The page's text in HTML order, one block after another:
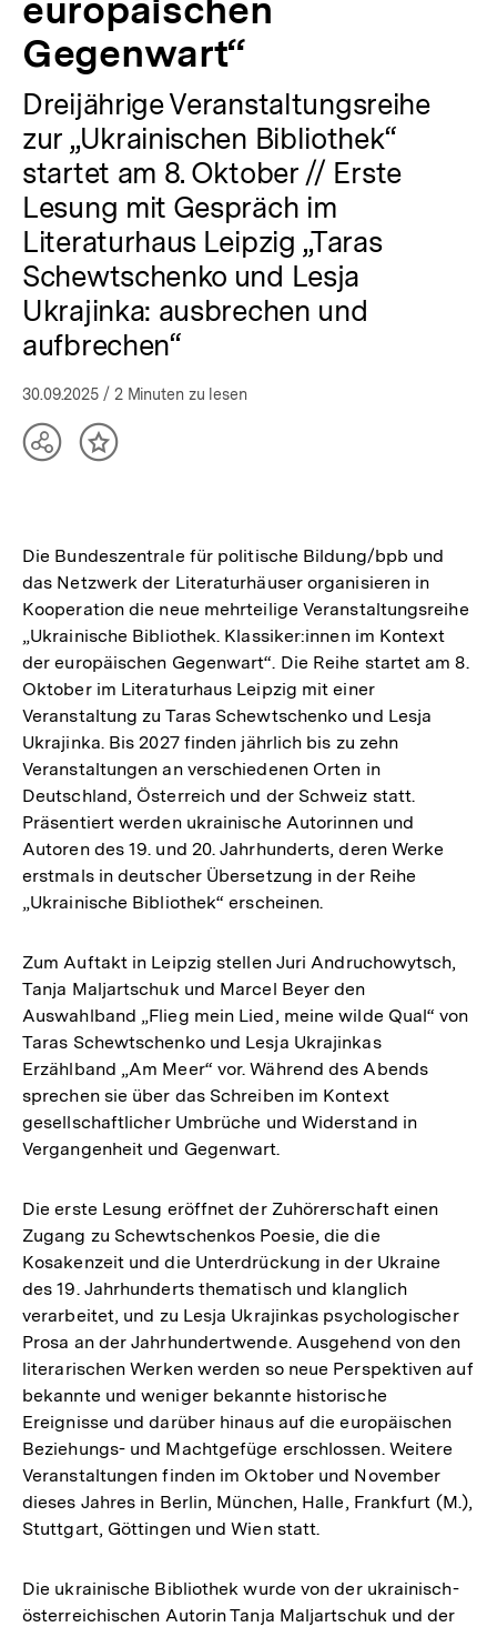
europäischen
Gegenwart“
Dreijährige Veranstaltungsreihe
zur „Ukrainischen Bibliothek“
startet am 8. Oktober // Erste
Lesung mit Gespräch im
Literaturhaus Leipzig „Taras
Schewtschenko und Lesja
Ukrajinka: ausbrechen und
aufbrechen“
30.09.2025 / 2 Minuten zu lesen
TeilenInhalt
Die Bundeszentrale für politische Bildung/bpb und
das Netzwerk der Literaturhäuser organisieren in
Kooperation die neue mehrteilige Veranstaltungsreihe
„Ukrainische Bibliothek. Klassiker:innen im Kontext
der europäischen Gegenwart“. Die Reihe startet am 8.
Oktober im Literaturhaus Leipzig mit einer
Veranstaltung zu Taras Schewtschenko und Lesja
Ukrajinka. Bis 2027 finden jährlich bis zu zehn
Veranstaltungen an verschiedenen Orten in
Deutschland, Österreich und der Schweiz statt.
Präsentiert werden ukrainische Autorinnen und
Autoren des 19. und 20. Jahrhunderts, deren Werke
erstmals in deutscher Übersetzung in der Reihe
„Ukrainische Bibliothek“ erscheinen.
Zum Auftakt in Leipzig stellen Juri Andruchowytsch,
Tanja Maljartschuk und Marcel Beyer den
Auswahlband „Flieg mein Lied, meine wilde Qual“ von
Taras Schewtschenko und Lesja Ukrajinkas
Erzählband „Am Meer“ vor. Während des Abends
sprechen sie über das Schreiben im Kontext
gesellschaftlicher Umbrüche und Widerstand in
Vergangenheit und Gegenwart.
Die erste Lesung eröffnet der Zuhörerschaft einen
Zugang zu Schewtschenkos Poesie, die die
Kosakenzeit und die Unterdrückung in der Ukraine
des 19. Jahrhunderts thematisch und klanglich
verarbeitet, und zu Lesja Ukrajinkas psychologischer
Prosa an der Jahrhundertwende. Ausgehend von den
literarischen Werken werden so neue Perspektiven auf
bekannte und weniger bekannte historische
Ereignisse und darüber hinaus auf die europäischen
Beziehungs- und Machtgefüge erschlossen. Weitere
Veranstaltungen finden im Oktober und November
dieses Jahres in Berlin, München, Halle, Frankfurt (M.),
Stuttgart, Göttingen und Wien statt.
Die ukrainische Bibliothek wurde von der ukrainisch-
österreichischen Autorin Tanja Maljartschuk und der